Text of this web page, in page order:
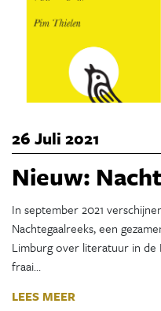
26 Juli 2021
Nieuw:
In september 2021
Nachtegaalreeks, een
Limburg over literatuur in de
fraai…
LEES MEER